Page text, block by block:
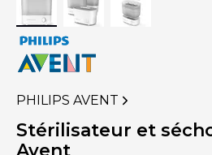
VOIR
PLUS
DE
PRODUITS
PHILIPS AVENT
Stérilisateur et